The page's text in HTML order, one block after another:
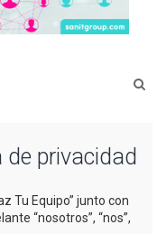
de privacidad
Tu Equipo” junto con
“nosotros”, “nos”,